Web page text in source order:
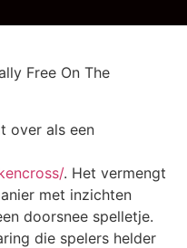
over als een
. Het vermengt
met inzichten
doorsnee spelletje.
die spelers helder